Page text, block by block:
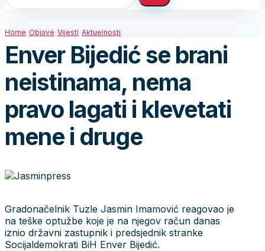
Home Objave Vijesti Aktuelnosti
Enver Bijedić se brani
neistinama, nema
pravo lagati i klevetati
mene i druge
Gradonačelnik Tuzle Jasmin Imamović reagovao je
na teške optužbe koje je na njegov račun danas
iznio državni zastupnik i predsjednik stranke
Socijaldemokrati BiH Enver Bijedić.